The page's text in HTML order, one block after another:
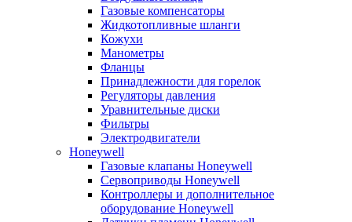
Газовые компенсаторы
Жидкотопливные шланги
Кожухи
Манометры
Фланцы
Принадлежности для горелок
Регуляторы давления
Уравнительные диски
Фильтры
Электродвигатели
Honeywell
Газовые клапаны Honeywell
Сервоприводы Honeywell
Контроллеры и дополнительное
оборудование Honeywell